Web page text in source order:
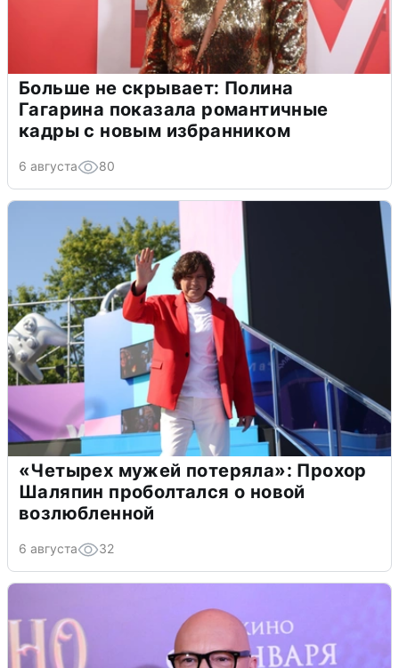
Больше не скрывает: Полина
Гагарина показала романтичные
кадры с новым избранником
6 августа 80
«Четырех мужей потеряла»: Прохор
Шаляпин проболтался о новой
возлюбленной
6 августа 32